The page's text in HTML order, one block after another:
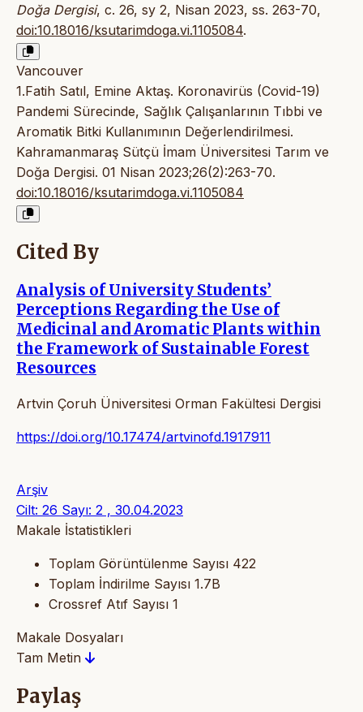
Doğa Dergisi, c. 26, sy 2, Nisan 2023, ss. 263-70,
doi:10.18016/ksutarimdoga.vi.1105084.
Vancouver
1.Fatih Satıl, Emine Aktaş. Koronavirüs (Covid-19)
Pandemi Sürecinde, Sağlık Çalışanlarının Tıbbi ve
Aromatik Bitki Kullanımının Değerlendirilmesi.
Kahramanmaraş Sütçü İmam Üniversitesi Tarım ve
Doğa Dergisi. 01 Nisan 2023;26(2):263-70.
doi:10.18016/ksutarimdoga.vi.1105084
Cited By
Analysis of University Students’
Perceptions Regarding the Use of
Medicinal and Aromatic Plants within
the Framework of Sustainable Forest
Resources
Artvin Çoruh Üniversitesi Orman Fakültesi Dergisi
https://doi.org/10.17474/artvinofd.1917911
Arşiv
Cilt: 26 Sayı: 2 , 30.04.2023
Makale İstatistikleri
Toplam Görüntülenme Sayısı 422
Toplam İndirilme Sayısı 1.7B
Crossref Atıf Sayısı 1
Makale Dosyaları
Tam Metin
Paylaş